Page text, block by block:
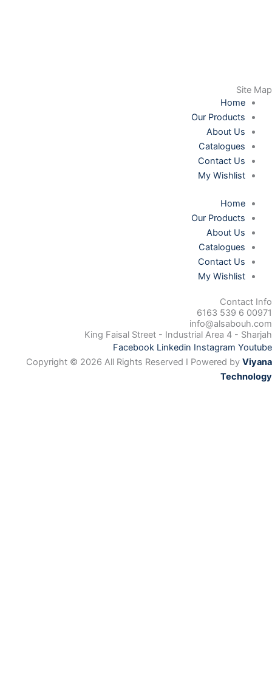
Site Map
Home
Our Products
About Us
Catalogues
Contact Us
My Wishlist
Home
Our Products
About Us
Catalogues
Contact Us
My Wishlist
Contact Info
00971 6 539 6163
info@alsabouh.com
King Faisal Street - Industrial Area 4 - Sharjah
Facebook Linkedin Instagram Youtube
Copyright © 2026 All Rights Reserved I Powered by Viyana
Technology